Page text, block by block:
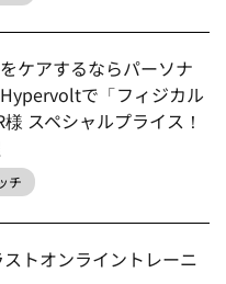
ケアするならパーソナ
で「フィジカル
スペシャルプライス！
チ
トオンライントレーニ